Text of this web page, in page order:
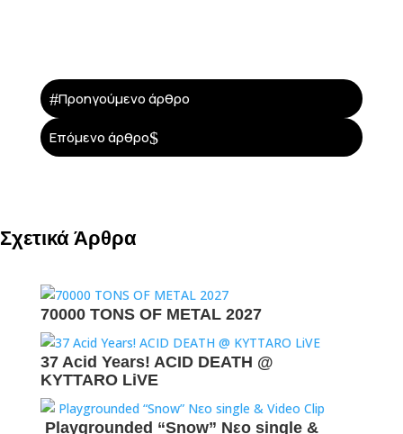
#Προηγούμενο άρθρο
Επόμενο άρθρο$
Σχετικά Άρθρα
70000 TONS OF METAL 2027
37 Acid Years! ACID DEATH @
KYTTARO LiVE
Playgrounded “Snow” Νεο single &